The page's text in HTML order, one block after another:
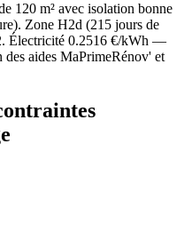
120 m² avec isolation bonne
). Zone H2d (215 jours de
. Électricité 0.2516 €/kWh —
aides MaPrimeRénov' et